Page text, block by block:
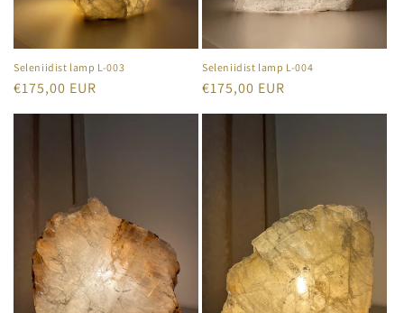
Seleniidist lamp L-003
Tavahind
€175,00 EUR
Seleniidist lamp L-004
Tavahind
€175,00 EUR